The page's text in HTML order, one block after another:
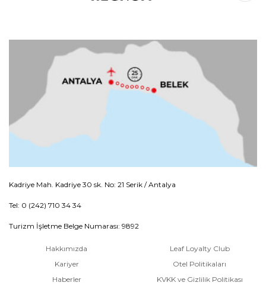
Kadriye Mah. Kadriye 30 sk. No: 21 Serik / Antalya
Tel: 0 (242) 710 34 34
Turizm İşletme Belge Numarası: 9892
Hakkımızda
Kariyer
Haberler
Leaf Loyalty Club
Otel Politikaları
KVKK ve Gizlilik Politikası